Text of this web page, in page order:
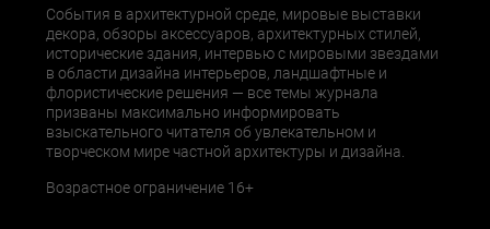
События в архитектурной среде, мировые выставки
декора, обзоры аксессуаров, архитектурных стилей,
исторические здания, интервью с мировыми звездами
в области дизайна интерьеров, ландшафтные и
флористические решения — все темы журнала
призваны максимально информировать
взыскательного читателя об увлекательном и
творческом мире частной архитектуры и дизайна.
Возрастное ограничение 16+